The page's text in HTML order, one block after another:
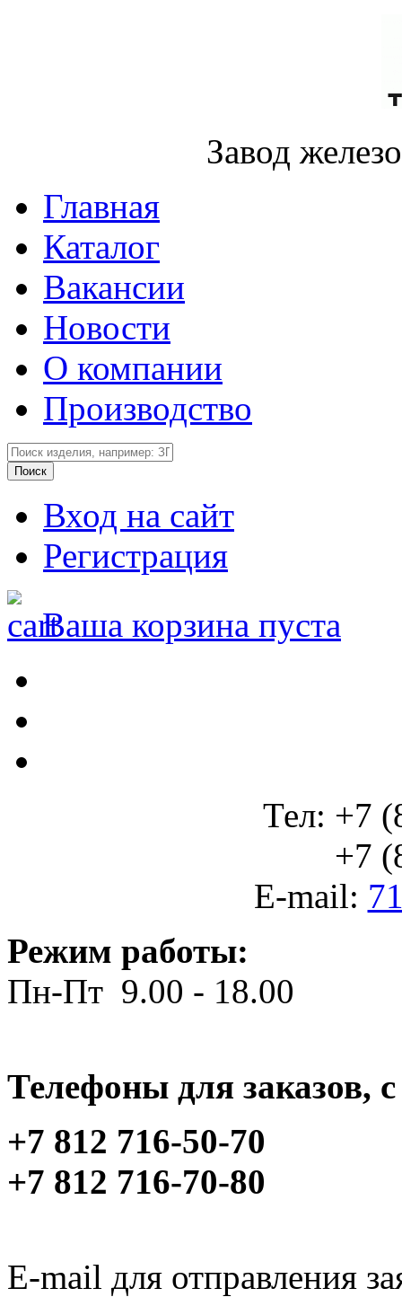
Завод
Главная
Каталог
Вакансии
Новости
О компании
Производство
Вход на сайт
Регистрация
Ваша корзина пуста
Тел: +7
+7
E-mail:
Режим работы:
Пн-Пт 9.00 - 18.00
Телефоны для заказов,
+7 812 716-50-70
+7 812 716-70-80
E-mail для отправления